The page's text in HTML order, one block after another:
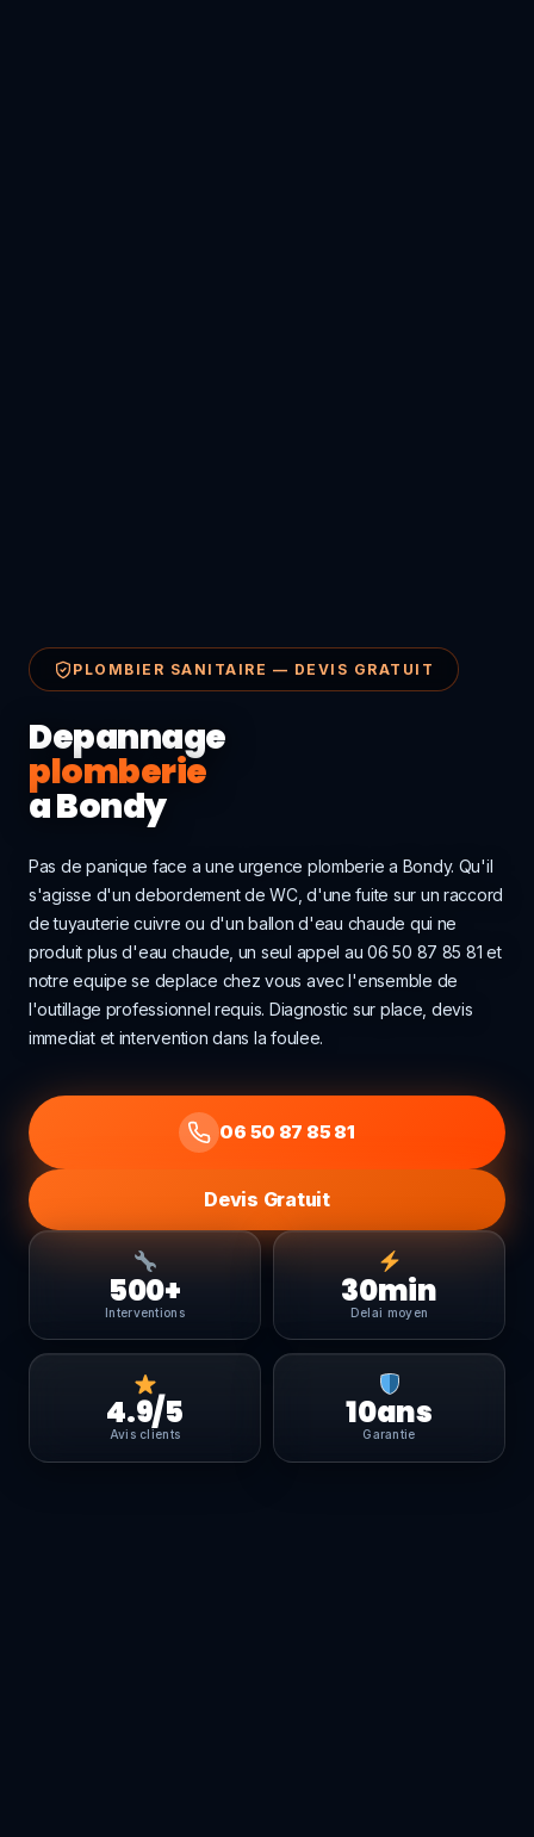
PLOMBIER SANITAIRE — DEVIS GRATUIT
Depannage
plomberie
a Bondy
Pas de panique face a une urgence plomberie a Bondy. Qu'il
s'agisse d'un debordement de WC, d'une fuite sur un raccord
de tuyauterie cuivre ou d'un ballon d'eau chaude qui ne
produit plus d'eau chaude, un seul appel au 06 50 87 85 81 et
notre equipe se deplace chez vous avec l'ensemble de
l'outillage professionnel requis. Diagnostic sur place, devis
immediat et intervention dans la foulee.
06 50 87 85 81
Devis Gratuit
500+
Interventions
30min
Delai moyen
4.9/5
Avis clients
10ans
Garantie